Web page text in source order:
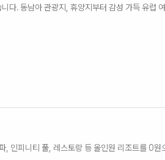
다. 동남아 관광지, 휴양지부터 감성 가득 유럽
, 인피니티 풀, 레스토랑 등 올인원 리조트를 0원